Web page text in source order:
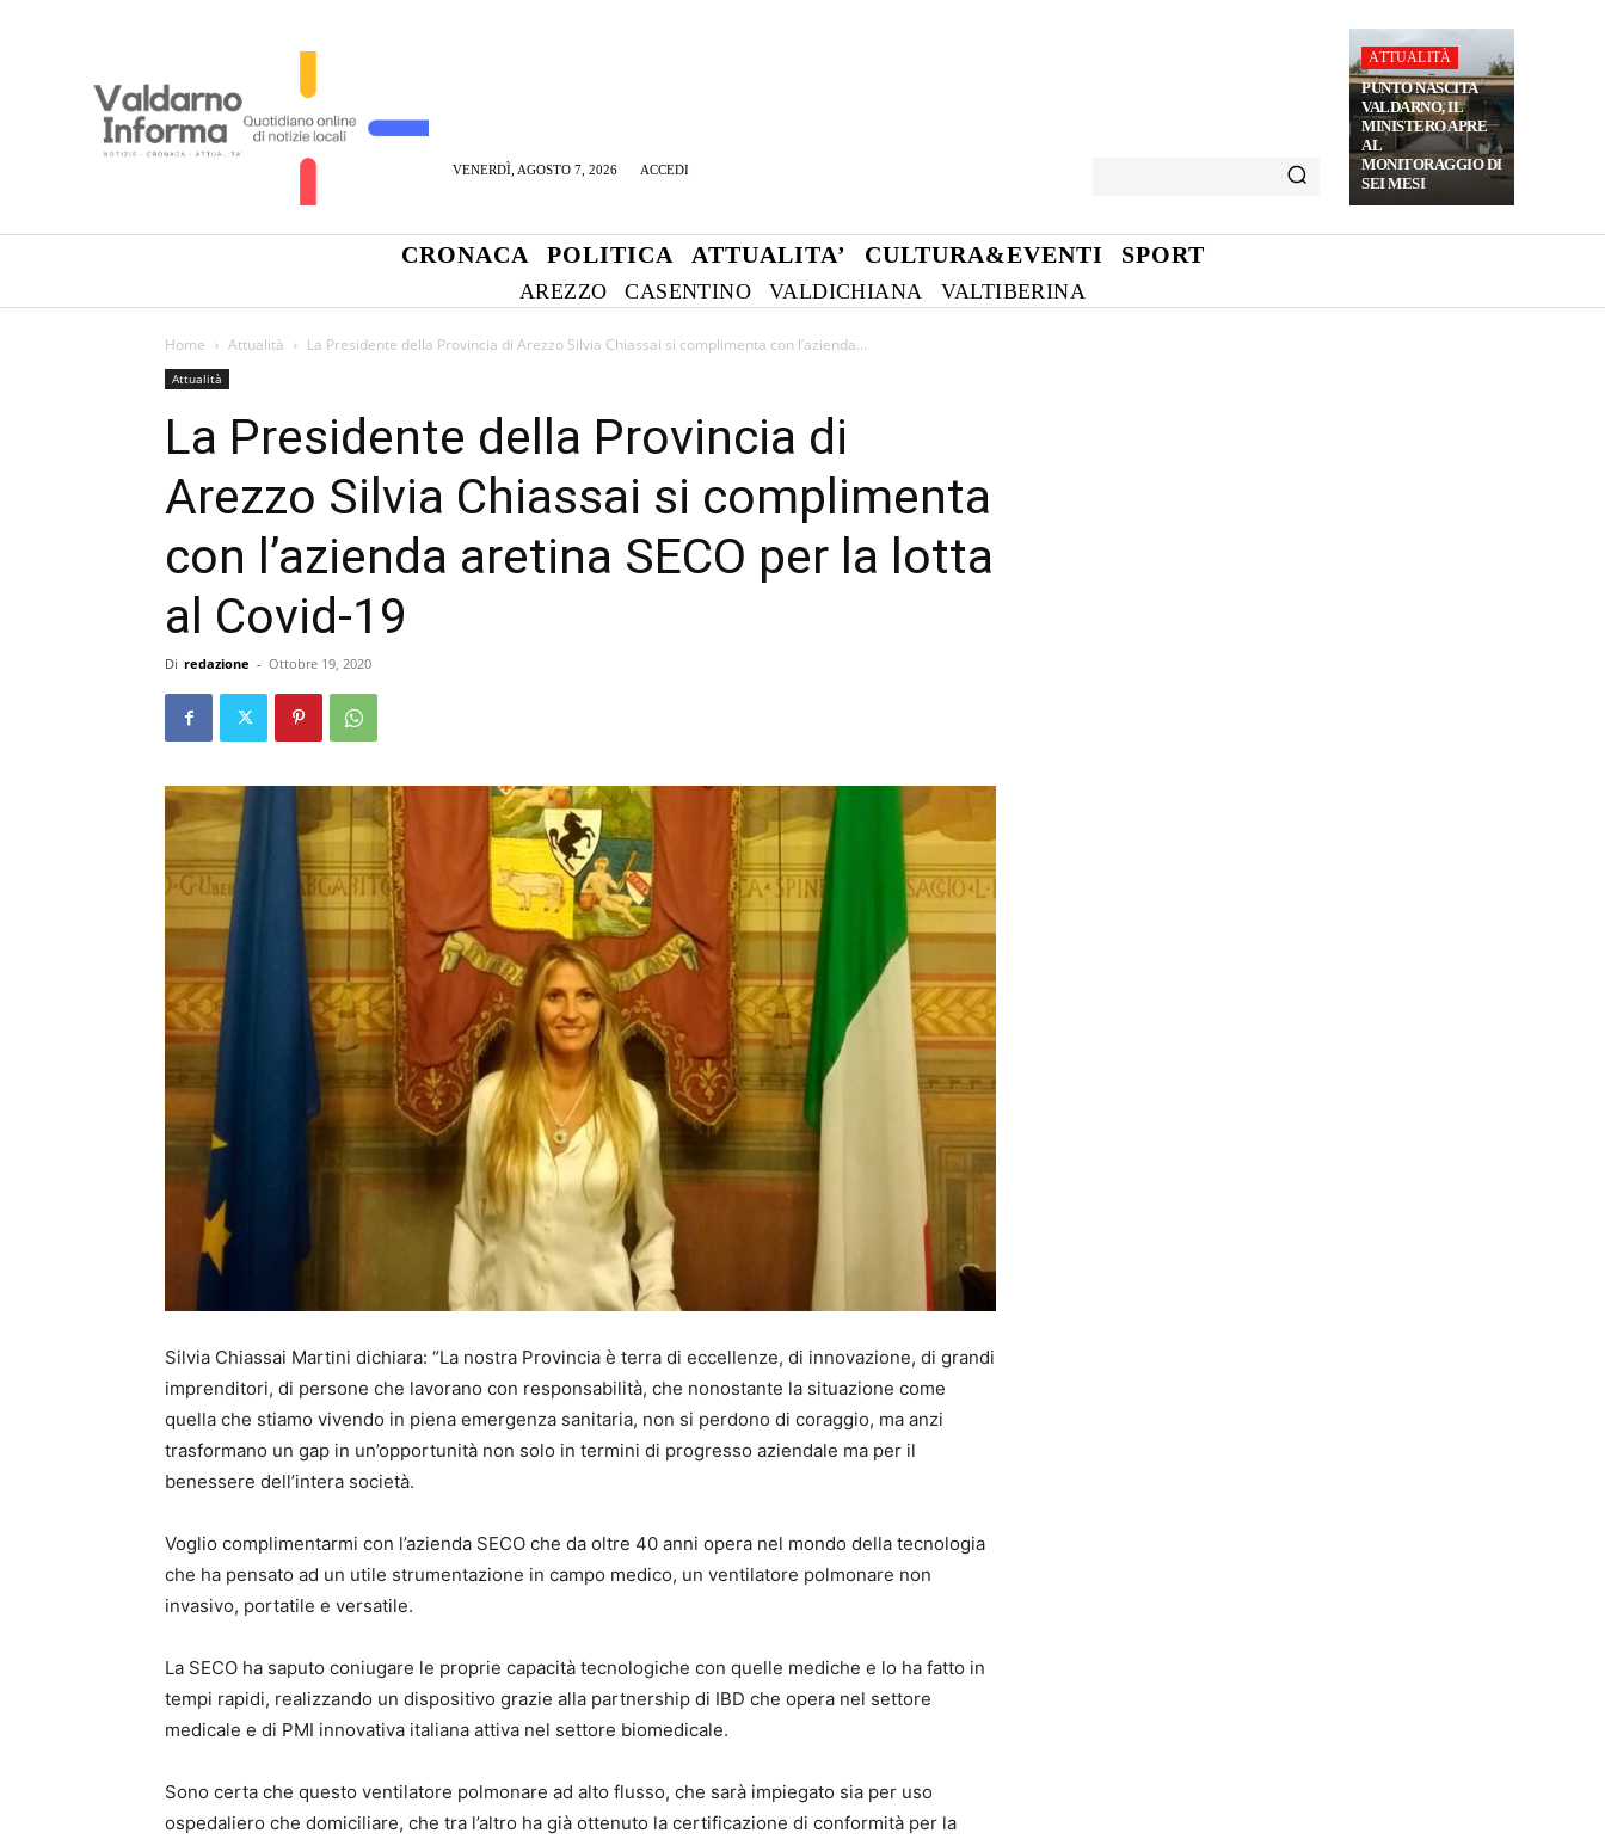
VENERDÌ, AGOSTO 7, 2026 ACCEDI
ATTUALITÀ
PUNTO NASCITA
VALDARNO, IL
MINISTERO APRE
AL
MONITORAGGIO DI
SEI MESI
CRONACA POLITICA ATTUALITA’ CULTURA&EVENTI SPORT
AREZZO CASENTINO VALDICHIANA VALTIBERINA
Home Attualità La Presidente della Provincia di Arezzo Silvia Chiassai si complimenta con l’azienda...
Attualità
La Presidente della Provincia di
Arezzo Silvia Chiassai si complimenta
con l’azienda aretina SECO per la lotta
al Covid-19
Di redazione - Ottobre 19, 2020
Silvia Chiassai Martini dichiara: “La nostra Provincia è terra di eccellenze, di innovazione, di grandi
imprenditori, di persone che lavorano con responsabilità, che nonostante la situazione come
quella che stiamo vivendo in piena emergenza sanitaria, non si perdono di coraggio, ma anzi
trasformano un gap in un’opportunità non solo in termini di progresso aziendale ma per il
benessere dell’intera società.
Voglio complimentarmi con l’azienda SECO che da oltre 40 anni opera nel mondo della tecnologia
che ha pensato ad un utile strumentazione in campo medico, un ventilatore polmonare non
invasivo, portatile e versatile.
La SECO ha saputo coniugare le proprie capacità tecnologiche con quelle mediche e lo ha fatto in
tempi rapidi, realizzando un dispositivo grazie alla partnership di IBD che opera nel settore
medicale e di PMI innovativa italiana attiva nel settore biomedicale.
Sono certa che questo ventilatore polmonare ad alto flusso, che sarà impiegato sia per uso
ospedaliero che domiciliare, che tra l’altro ha già ottenuto la certificazione di conformità per la